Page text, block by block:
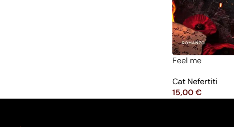
Feel me
Cat Nefertiti
15,00€